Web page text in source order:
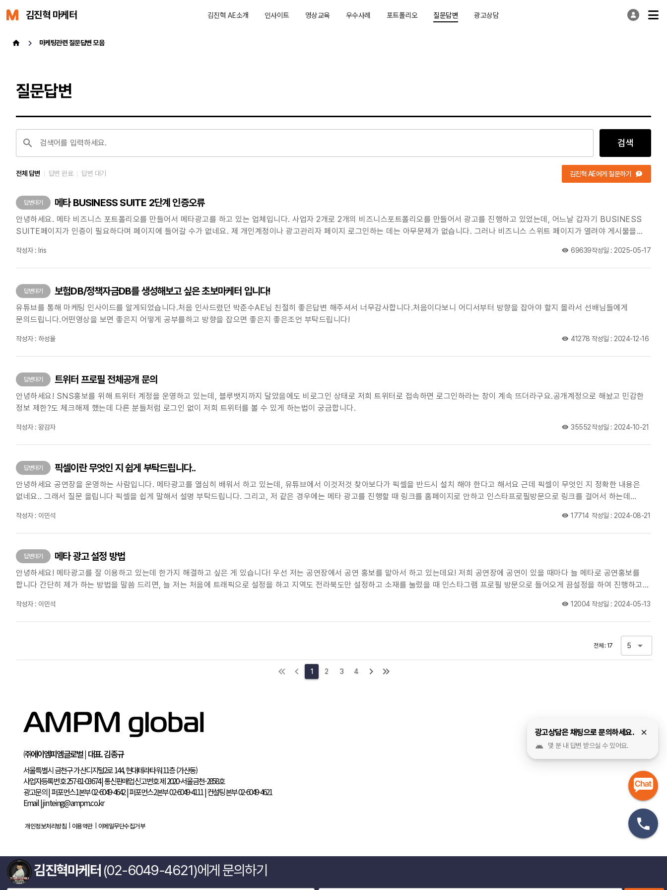
김진혁 마케터 김진혁 AE소개 인사이트 영상교육 우수사례 포트폴리오 질문답변 광고상담
마케팅관련 질문답변 모음
질문답변
검색어를 입력하세요. 검색
전체 답변 답변 완료 답변 대기 김진혁 AE에게 질문하기
답변대기 메타 BUSINESS SUITE 2단계 인증오류
안녕하세요. 메타 비즈니스 포트폴리오를 만들어서 메타광고를 하고 있는 업체입니다. 사업자 2개로 2개의 비즈니스포트폴리오를 만들어서 광고를 진행하고 있었는데, 어느날 갑자기 BUSINESS
SUITE페이지가 인증이 필요하다며 페이지에 들어갈 수가 없네요. 제 개인계정이나 광고관리자 페이지 로그인하는 데는 아무문제가 없습니다. 그러나 비즈니스 스위트 페이지가 열려야 게시물을
확인했는데도 안됩니다. 페이스북 고객센터와 채팅문의를 통하여 문의했더니 원인을 모르겠다며, 인증창이 뜨는 PC에서 며칠동안 사용하지 말고 쉬었다가 다시 해보라고 하는데, 이틀 쉬었다 해도
안되네요 방법을 찾아주세요! 제발!!!
작성자 : Iris 69639작성일 : 2025-05-17
답변대기 보험DB/정책자금DB를 생성해보고 싶은 초보마케터 입니다!
유튜브를 통해 마케팅 인사이드를 알게되었습니다.처음 인사드렸던 박준수AE님 친절히 좋은답변 해주셔서 너무감사합니다.처음이다보니 어디서부터 방향을 잡아야 할지 몰라서 선배님들에게
문의드립니다.어떤영상을 보면 좋은지 어떻게 공부를하고 방향을 잡으면 좋은지 좋은조언 부탁드립니다!
작성자 : 하성율 41278 작성일 : 2024-12-16
답변대기 트위터 프로필 전체공개 문의
안녕하세요! SNS홍보를 위해 트위터 계정을 운영하고 있는데, 블루뱃지까지 달았음에도 비로그인 상태로 저희 트위터로 접속하면 로그인하라는 창이 계속 뜨더라구요.공개계정으로 해놨고 민감한
정보 제한?도 체크해제 했는데 다른 분들처럼 로그인 없이 저희 트위터를 볼 수 있게 하는법이 궁금합니다.
작성자 : 왕감자 35552작성일 : 2024-10-21
답변대기 픽셀이란 무엇인 지 쉽게 부탁드립니다..
안녕하세요 공연장을 운영하는 사람입니다. 메타광고를 열심히 배워서 하고 있는데, 유튜브에서 이것저것 찾아보다가 픽셀을 반드시 설치 해야 한다고 해서요 근데 픽셀이 무엇인 지 정확한 내용은
없네요.. 그래서 질문 올립니다 픽셀을 쉽게 말해서 설명 부탁드립니다. 그리고, 저 같은 경우에는 메타 광고를 진행할 때 링크를 홈페이지로 안하고 인스타프로필방문으로 링크를 걸어서 하는데
작성자 : 이민석 17714 작성일 : 2024-08-21
답변대기 메타 광고 설정 방법
안녕하세요! 메타광고를 잘 이용하고 있는데 한가지 해결하고 싶은 게 있습니다! 우선 저는 공연장에서 공연 홍보를 맡아서 하고 있는데요! 저희 공연장에 공연이 있을 때마다 늘 메타로 공연홍보를
합니다 간단히 제가 하는 방법을 말씀 드리면, 늘 저는 처음에 트래픽으로 설정을 하고 지역도 전라북도만 설정하고 소재를 눌렀을 때 인스타그램 프로필 방문으로 들어오게 끔설정을 하여 진행하고
작성자 : 이민석 12004 작성일 : 2024-05-13
전체 : 17 5
1 2 3 4
㈜에이엠피엠글로벌 | 대표. 김종규
사업자등록번호 257-81-03674|통신판매업신고번호 제 2020-서울금천-2858호
광고문의| 퍼포먼스1본부 02-6049-4642|퍼포먼스2본부 02-6049-4111|컨설팅본부 02-6049-4621
Email
jinteing@ampm.co.kr
광고상담은 채팅으로 문의하세요.
몇 분 내 답변 받으실 수 있어요.
김진혁마케터 (02-6049-4621)에게 문의하기